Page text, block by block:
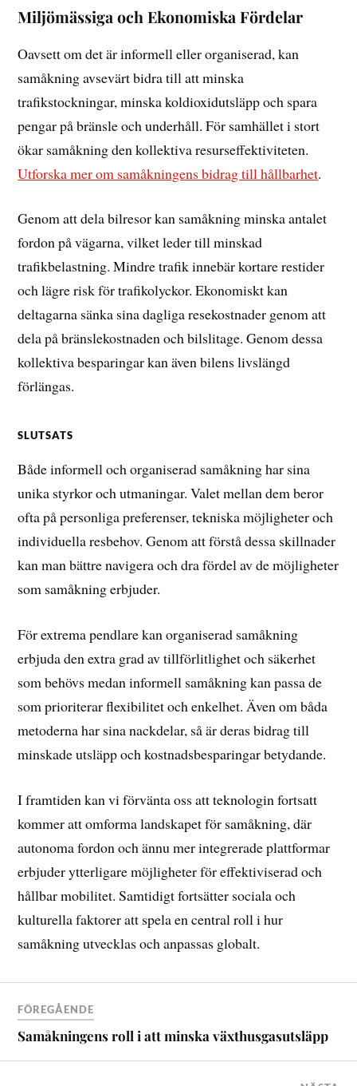
Miljömässiga och Ekonomiska Fördelar
Oavsett om det är informell eller organiserad, kan
samåkning avsevärt bidra till att minska
trafikstockningar, minska koldioxidutsläpp och spara
pengar på bränsle och underhåll. För samhället i stort
ökar samåkning den kollektiva resurseffektiviteten.
Utforska mer om samåkningens bidrag till hållbarhet.
Genom att dela bilresor kan samåkning minska antalet
fordon på vägarna, vilket leder till minskad
trafikbelastning. Mindre trafik innebär kortare restider
och lägre risk för trafikolyckor. Ekonomiskt kan
deltagarna sänka sina dagliga resekostnader genom att
dela på bränslekostnaden och bilslitage. Genom dessa
kollektiva besparingar kan även bilens livslängd
förlängas.
SLUTSATS
Både informell och organiserad samåkning har sina
unika styrkor och utmaningar. Valet mellan dem beror
ofta på personliga preferenser, tekniska möjligheter och
individuella resbehov. Genom att förstå dessa skillnader
kan man bättre navigera och dra fördel av de möjligheter
som samåkning erbjuder.
För extrema pendlare kan organiserad samåkning
erbjuda den extra grad av tillförlitlighet och säkerhet
som behövs medan informell samåkning kan passa de
som prioriterar flexibilitet och enkelhet. Även om båda
metoderna har sina nackdelar, så är deras bidrag till
minskade utsläpp och kostnadsbesparingar betydande.
I framtiden kan vi förvänta oss att teknologin fortsatt
kommer att omforma landskapet för samåkning, där
autonoma fordon och ännu mer integrerade plattformar
erbjuder ytterligare möjligheter för effektiviserad och
hållbar mobilitet. Samtidigt fortsätter sociala och
kulturella faktorer att spela en central roll i hur
samåkning utvecklas och anpassas globalt.
FÖREGÅENDE
Samåkningens roll i att minska växthusgasutsläpp